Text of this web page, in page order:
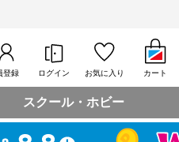
登録 ログイン お気に入り カート
スクール・ホビー